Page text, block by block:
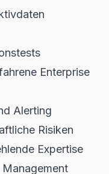
Enterprise
Alerting
Risiken
Expertise